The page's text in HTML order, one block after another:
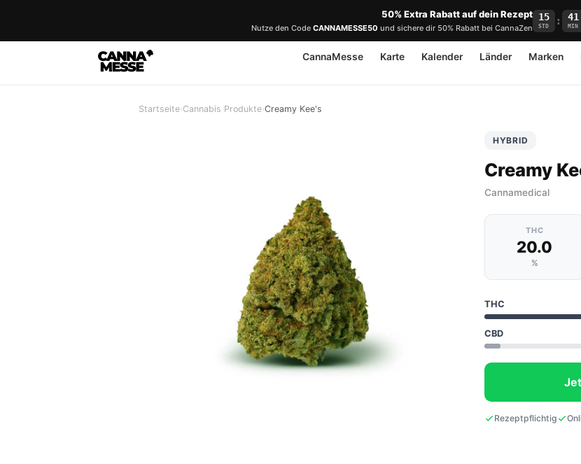
50% Extra Rabatt auf dein Rezept
Nutze den Code CANNAMESSE50 und sichere dir 50% Rabatt bei CannaZen
15
STD : 41
MIN
CannaMesse Karte Kalender Länder Marken
Startseite›Cannabis Produkte›Creamy Kee's
HYBRID
Creamy
Cannamedical
THC
20.0
%
THC
CBD
Rezeptpflichtig